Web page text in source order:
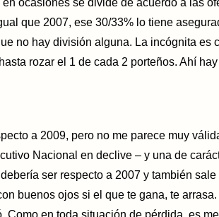
que 2007, ese 30/33% lo tiene
no hay división alguna. La incógnita es
rozar el 1 de cada 2 porteños. Ahí
a 2009, pero no me parece muy
Nacional en declive – y una de
ser respecto a 2007 y también
buenos ojos si el que te gana, te
Como en toda situación de pérdida, es